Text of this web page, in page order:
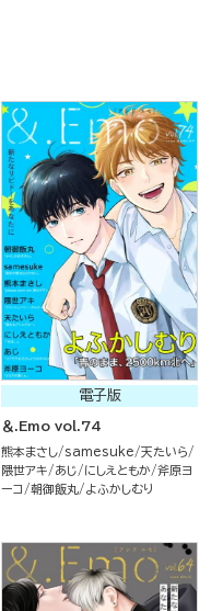
電子版
＆.Emo vol.74
熊本まさし samesuke
天たいら
隈世アキ
あじ にしえともか
斧原ヨ
ーコ
朝御飯丸 よふかしむり